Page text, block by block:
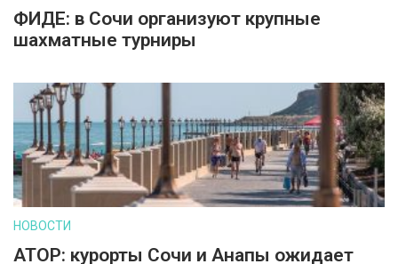
ФИДЕ: в Сочи организуют крупные
шахматные турниры
НОВОСТИ
АТОР: курорты Сочи и Анапы ожидает